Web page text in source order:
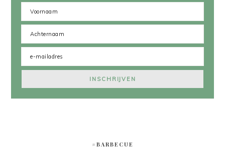
#BARBECUE